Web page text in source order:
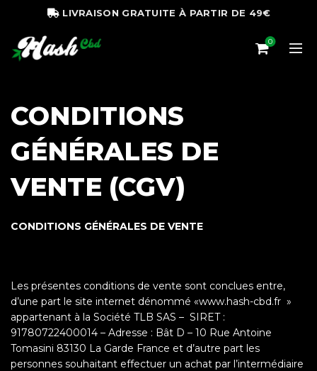
LIVRAISON GRATUITE À PARTIR DE 49€
0
CONDITIONS
GÉNÉRALES DE
VENTE (CGV)
CONDITIONS GÉNÉRALES DE VENTE
Les présentes conditions de vente sont conclues entre,
d’une part le site internet dénommé «www.hash-cbd.fr »
appartenant à la Société TLB SAS – SIRET :
91780722400014 – Adresse : Bât D – 10 Rue Antoine
Tomasini 83130 La Garde France et d’autre part les
personnes souhaitant effectuer un achat par l’intermédiaire